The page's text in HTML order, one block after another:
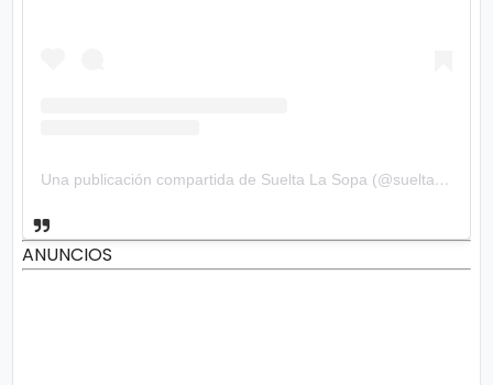
Una publicación compartida de Suelta La Sopa (@sueltalasopatv)
ANUNCIOS